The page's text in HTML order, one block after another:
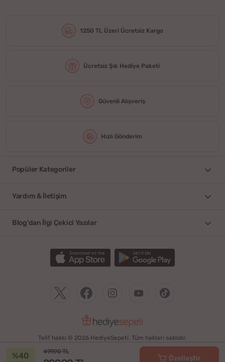
%40 499.90 TL
Özelleştir
1250 TL Üzeri Ücretsiz Kargo
Ücretsiz Şık Hediye Paketi
Güvenli Alışveriş
Hızlı Gönderim
Popüler Kategoriler
Yardım & İletişim
Blog'dan İlgi Çekici Yazılar
Telif hakkı © 2026 HediyeSepeti. Tüm hakları saklıdır.